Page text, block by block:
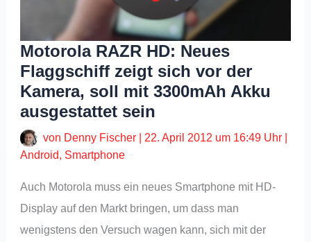
Motorola RAZR HD: Neues
Flaggschiff zeigt sich vor der
Kamera, soll mit 3300mAh Akku
ausgestattet sein
von Denny Fischer 22. April 2012 um 16:49 Uhr
Android, Smartphone
Auch Motorola muss ein neues Smartphone mit HD-
Display auf den Markt bringen, um dass man
wenigstens den Versuch wagen kann, sich mit der